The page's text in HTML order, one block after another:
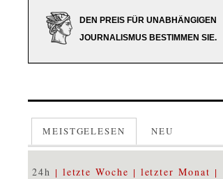
DEN PREIS FÜR UNABHÄNGIGEN
JOURNALISMUS BESTIMMEN SIE.
MEISTGELESEN NEU
24h letzte Woche letzter Monat